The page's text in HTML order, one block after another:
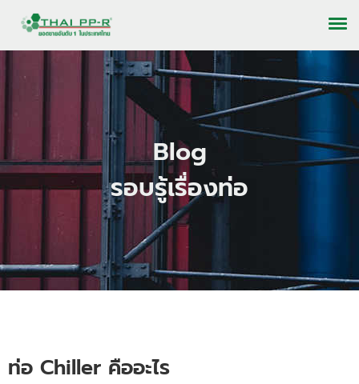
Blog
รอบรู้เรื่องท่อ
ท่อ Chiller คืออะไร